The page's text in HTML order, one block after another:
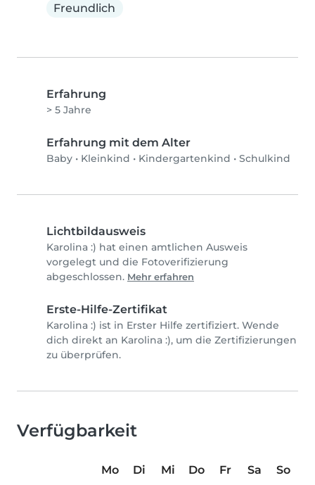
Freundlich
Erfahrung
> 5 Jahre
Erfahrung mit dem Alter
Baby • Kleinkind • Kindergartenkind • Schulkind
Lichtbildausweis
Karolina :) hat einen amtlichen Ausweis
vorgelegt und die Fotoverifizierung
abgeschlossen. Mehr erfahren
Erste-Hilfe-Zertifikat
Karolina :) ist in Erster Hilfe zertifiziert. Wende
dich direkt an Karolina :), um die Zertifizierungen
zu überprüfen.
Verfügbarkeit
Mo Di Mi Do Fr Sa
So